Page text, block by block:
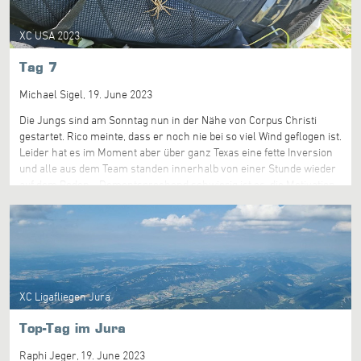
schön und auch relativ dünn besiedelt. Die nächsten paar Tage
versuchen sie ihr Glück weiterhin in Oklahoma, aber Rekordwetter
scheint leider nicht in Aussicht zu sein.
XC USA 2023
Tag 7
Michael Sigel, 19. June 2023
Die Jungs sind am Sonntag nun in der Nähe von Corpus Christi
gestartet. Rico meinte, dass er noch nie bei so viel Wind geflogen ist.
Leider hat es im Moment aber über ganz Texas eine fette Inversion
und alle aus dem Team standen innerhalb von einer Stunde wieder
auf dem Boden... Dementsprechend schwierig ist es, die Motivation
weil es so auchssichtslos ausschaut. Da sich die Meteorologie in
den nächsten Tagen kaum zu ändern scheint, sind sie nun
unterwegs in den Norden Richtung nach Oklahoma. Für dort sieht
das Wetter für Dienstag und Mittwoch leicht besser aus. Das
Problem bleibt aber bestehen,: es ist ziemlich stabil und hat keine
Wolken.
XC Ligafliegen Jura
Top-Tag im Jura
Raphi Jeger, 19. June 2023